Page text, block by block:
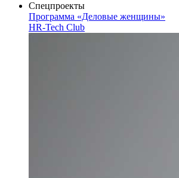
Спецпроекты
Программа «Деловые женщины»
HR-Tech Club